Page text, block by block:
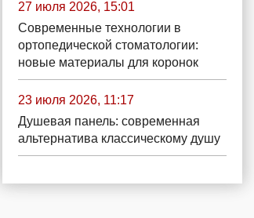
27 июля 2026, 15:01
Современные технологии в
ортопедической стоматологии:
новые материалы для коронок
23 июля 2026, 11:17
Душевая панель: современная
альтернатива классическому душу